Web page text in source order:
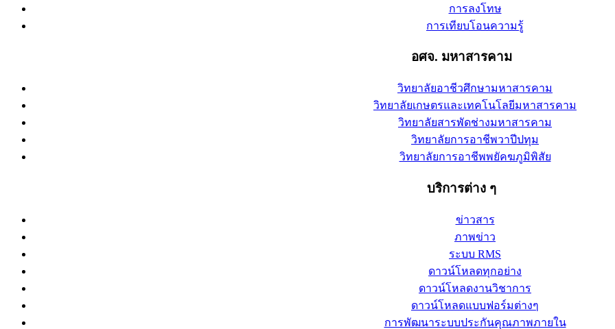
การลงโทษ
การเทียบโอนความรู้
อศจ. มหาสารคาม
วิทยาลัยอาชีวศึกษามหาสารคาม
วิทยาลัยเกษตรและเทคโนโลยีมหาสารคาม
วิทยาลัยสารพัดช่างมหาสารคาม
วิทยาลัยการอาชีพวาปีปทุม
วิทยาลัยการอาชีพพยัคฆภูมิพิสัย
บริการต่าง ๆ
ข่าวสาร
ภาพข่าว
ระบบ RMS
ดาวน์โหลดทุกอย่าง
ดาวน์โหลดงานวิชาการ
ดาวน์โหลดแบบฟอร์มต่างๆ
การพัฒนาระบบประกันคุณภาพภายใน